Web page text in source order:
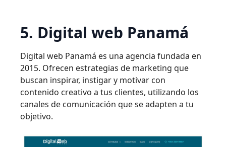
5. Digital web Panamá
Digital web Panamá es una agencia fundada en
2015. Ofrecen estrategias de marketing que
buscan inspirar, instigar y motivar con
contenido creativo a tus clientes, utilizando los
canales de comunicación que se adapten a tu
objetivo.